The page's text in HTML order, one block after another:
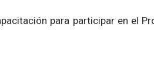
para participar en el